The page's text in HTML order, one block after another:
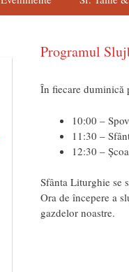
Programul
În fiecare duminică
10:00 –
11:30 –
12:30 –
Sfânta Liturghie se
Ora de începere a
gazdelor noastre.